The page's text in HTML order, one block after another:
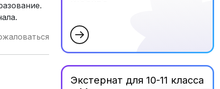
Экстернат для 10-11 класса